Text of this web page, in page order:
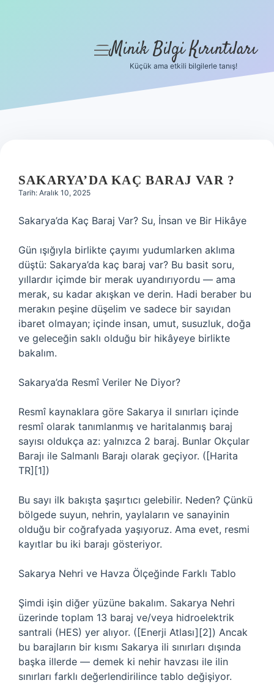
Hakkımızda
menüyü
Minik Bilgi Kırıntıları
Küçük ama etkili bilgilerle tanış!
SAKARYA’DA KAÇ BARAJ VAR ?
Tarih: Aralık 10, 2025
Sakarya’da Kaç Baraj Var? Su, İnsan ve Bir Hikâye
Gün ışığıyla birlikte çayımı yudumlarken aklıma
düştü: Sakarya’da kaç baraj var? Bu basit soru,
yıllardır içimde bir merak uyandırıyordu — ama
merak, su kadar akışkan ve derin. Hadi beraber bu
merakın peşine düşelim ve sadece bir sayıdan
ibaret olmayan; içinde insan, umut, susuzluk, doğa
ve geleceğin saklı olduğu bir hikâyeye birlikte
bakalım.
Sakarya’da Resmî Veriler Ne Diyor?
Resmî kaynaklara göre Sakarya il sınırları içinde
resmî olarak tanımlanmış ve haritalanmış baraj
sayısı oldukça az: yalnızca 2 baraj. Bunlar Okçular
Barajı ile Salmanlı Barajı olarak geçiyor. ([Harita
TR][1])
Bu sayı ilk bakışta şaşırtıcı gelebilir. Neden? Çünkü
bölgede suyun, nehrin, yaylaların ve sanayinin
olduğu bir coğrafyada yaşıyoruz. Ama evet, resmi
kayıtlar bu iki barajı gösteriyor.
Sakarya Nehri ve Havza Ölçeğinde Farklı Tablo
Şimdi işin diğer yüzüne bakalım. Sakarya Nehri
üzerinde toplam 13 baraj ve/veya hidroelektrik
santrali (HES) yer alıyor. ([Enerji Atlası][2]) Ancak
bu barajların bir kısmı Sakarya ili sınırları dışında
başka illerde — demek ki nehir havzası ile ilin
sınırları farklı değerlendirilince tablo değişiyor.